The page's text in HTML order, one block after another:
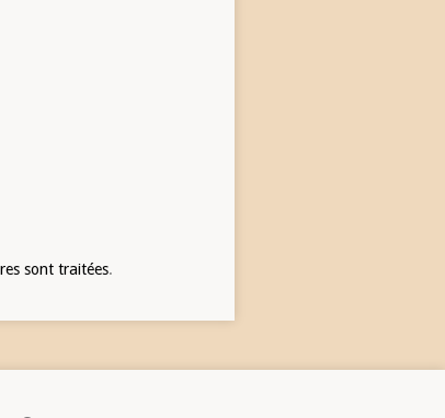
sont traitées.